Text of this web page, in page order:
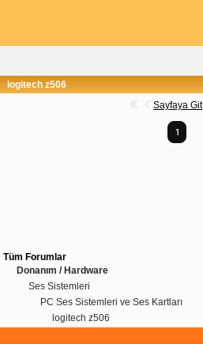
logitech z506
Sayfaya Git
1
Tüm Forumlar
Donanım / Hardware
Ses Sistemleri
PC Ses Sistemleri ve Ses Kartları
logitech z506